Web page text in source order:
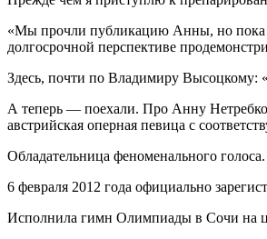
«Мы прочли публикацию Анны, но пока
долгосрочной перспективе
Здесь, почти по Владимиру
А теперь — поехали. Про Анну Нетребко
австрийская оперная певица с
Обладательница феноменального
6 февраля 2012 года официально
Исполнила гимн Олимпиады в Сочи на